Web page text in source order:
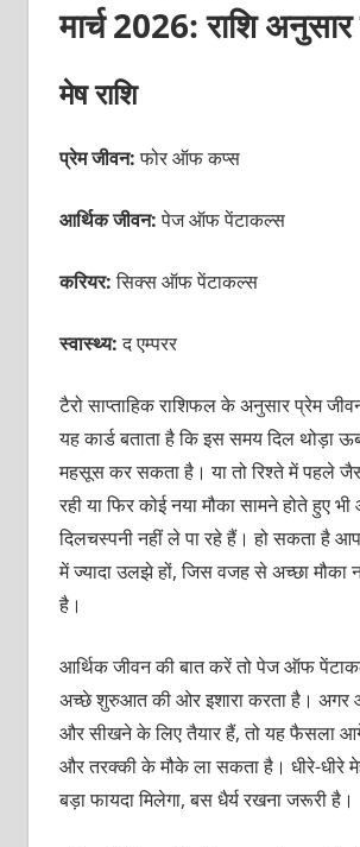
मार्च 2026: राशि
मेष राशि
प्रेम जीवन:फोर ऑफ कप्स
आर्थिक जीवन:पेज ऑफ पेंटाकल्स
करियर:सिक्स ऑफ पेंटाकल्स
स्वास्थ्य:द एम्परर
टैरो साप्ताहिक राशिफल के अनुसार प्रेम
यह कार्ड बताता है कि इस समय दिल थोड़ा
महसूस कर सकता है। या तो रिश्ते में पहले
रही या फिर कोई नया मौका सामने होते हुए
दिलचस्पनी नहीं ले पा रहे हैं। हो सकता है
में ज्यादा उलझे हों, जिस वजह से अच्छा मौका
है।
आर्थिक जीवन की बात करें तो पेज ऑफ
अच्छे शुरुआत की ओर इशारा करता है।
और सीखने के लिए तैयार हैं, तो यह फैसला
और तरक्की के मौके ला सकता है। धीरे-धीरे
बड़ा फायदा मिलेगा, बस धैर्य रखना जरूरी है।